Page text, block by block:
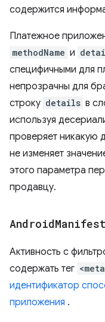
содержится
Платежное
methodName и
специфичными для
непрозрачны для
строку details в
используя
проверяет никакую
не изменяет
этого параметра
продавцу.
AndroidManifest
Активность с
содержать тег
идентификатор
приложения .